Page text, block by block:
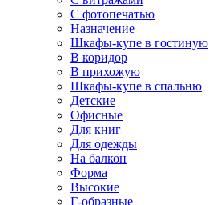
С фотопечатью
Назначение
Шкафы-купе в гостиную
В коридор
В прихожую
Шкафы-купе в спальню
Детские
Офисные
Для книг
Для одежды
На балкон
Форма
Высокие
Г-образные